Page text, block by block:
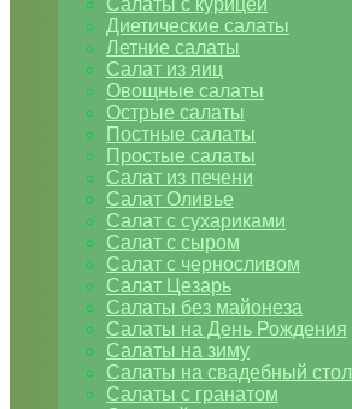
Салаты с курицей
Диетические салаты
Летние салаты
Салат из яиц
Овощные салаты
Острые салаты
Постные салаты
Простые салаты
Салат из печени
Салат Оливье
Салат с сухариками
Салат с сыром
Салат с черносливом
Салат Цезарь
Салаты без майонеза
Салаты на День Рождения
Салаты на зиму
Салаты на свадебный стол
Салаты с гранатом